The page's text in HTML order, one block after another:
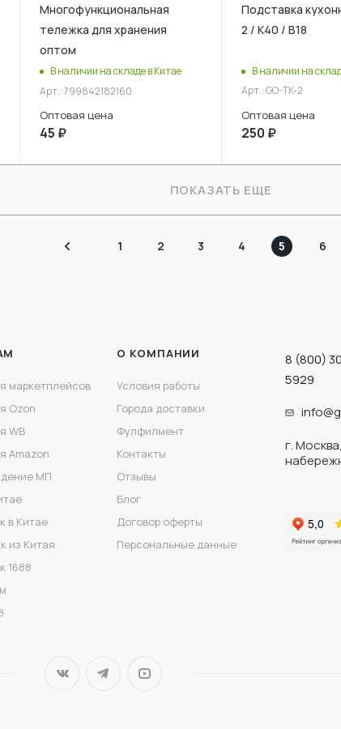
Многофункциональная
тележка для хранения
оптом
В наличии на складе в Китае
Арт.: 799842182160
Оптовая цена
45 ₽
Подставка
2 / К40 / В18
В наличии на
Арт.: GO-TK-2
Оптовая цена
250 ₽
ПОКАЗАТЬ ЕЩЕ
1 2 3 4 5 6
маркетплейсов
Ozon
WB
Amazon
МП
в Китае
из Китая
1688
О КОМПАНИИ
Условия работы
Города доставки
Фулфилмент
Контакты
Отзывы
Блог
Договор оферты
Персональные данные
8 (800)
5929
г.